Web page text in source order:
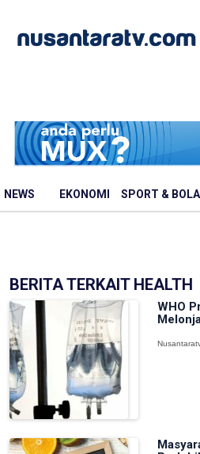
NEWS EKONOMI SPORT & BOLA
BERITA TERKAIT HEALTH
WHO